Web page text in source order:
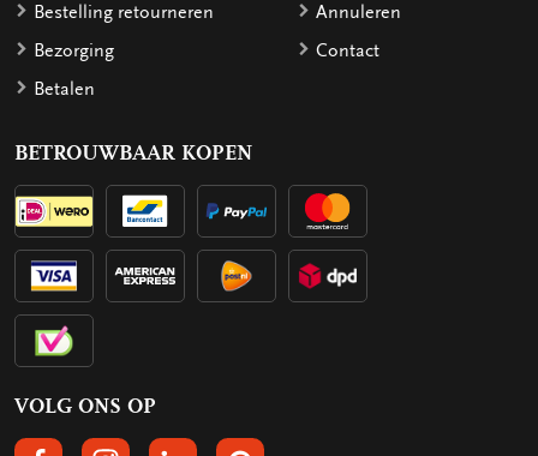
Bestelling retourneren
Bezorging
Betalen
Annuleren
Contact
BETROUWBAAR KOPEN
VOLG ONS OP